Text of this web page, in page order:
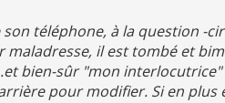
téléphone, à la question -
maladresse, il est tombé et
bien-sûr "mon
pour modifier. Si en plus